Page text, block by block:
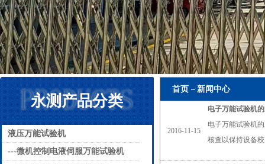
永测产品分类
液压万能试验机
---微机控制电液伺服万能试验机
首页－新闻中心
2016-11-15
电子万能试验机
电子万能试验机
核查以保持设备